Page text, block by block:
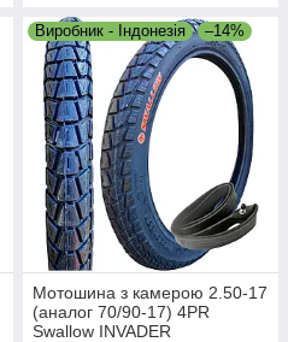
Виробник - Індонезія –14%
Мотошина з камерою 2.50-17
(аналог 70/90-17) 4PR
Swallow INVADER